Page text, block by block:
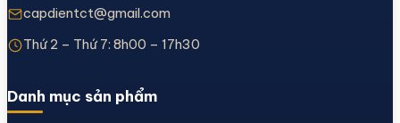
capdientct@gmail.com
Thứ 2 – Thứ 7: 8h00 – 17h30
Danh mục sản phẩm